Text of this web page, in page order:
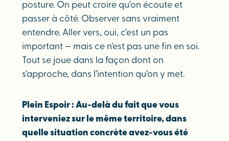
posture. On peut croire qu’on écoute et
passer à côté. Observer sans vraiment
entendre. Aller vers, oui, c’est un pas
important — mais ce n’est pas une fin en soi.
Tout se joue dans la façon dont on
s’approche, dans l’intention qu’on y met.
Plein Espoir : Au-delà du fait que vous
interveniez sur le même territoire, dans
quelle situation concrète avez-vous été